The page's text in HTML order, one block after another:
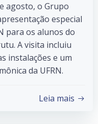
agosto, o Grupo
especial
para os alunos do
A visita incluiu
instalações e um
da UFRN.
Leia mais